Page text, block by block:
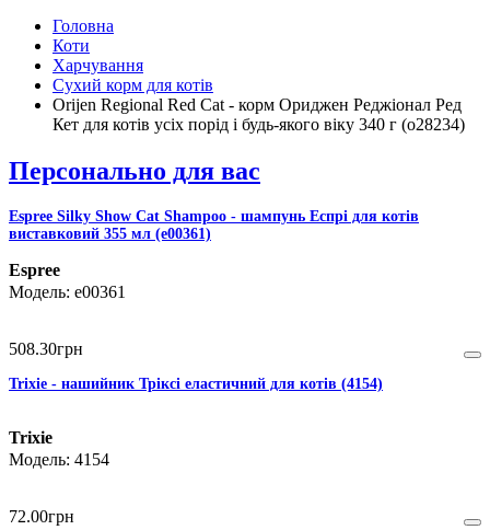
Головна
Коти
Харчування
Сухий корм для котів
Orijen Regional Red Cat - корм Ориджен Реджіонал Ред
Кет для котів усіх порід і будь-якого віку 340 г (o28234)
Персонально для вас
Espree Silky Show Cat Shampoo - шампунь Еспрі для котів
виставковий 355 мл (e00361)
Espree
e00361
508.30грн
Trixie - нашийник Тріксі еластичний для котів (4154)
Trixie
4154
72.00грн